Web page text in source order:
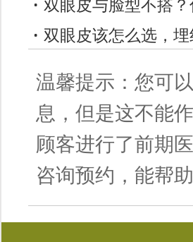
双眼皮该怎么选，埋线还是
温馨提示：您可
息，但是这不能
顾客进行了前期
咨询预约，能帮